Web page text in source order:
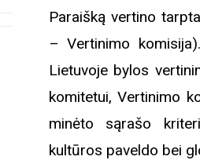
Paraišką vertino
– Vertinimo
Lietuvoje bylos
komitetui, Vertinimo
minėto sąrašo
kultūros paveldo bei